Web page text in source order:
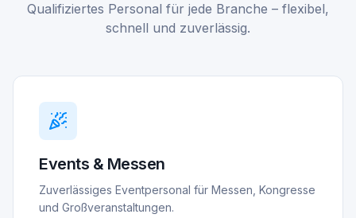
Qualifiziertes Personal für jede Branche – flexibel,
schnell und zuverlässig.
Events & Messen
Zuverlässiges Eventpersonal für Messen, Kongresse
und Großveranstaltungen.